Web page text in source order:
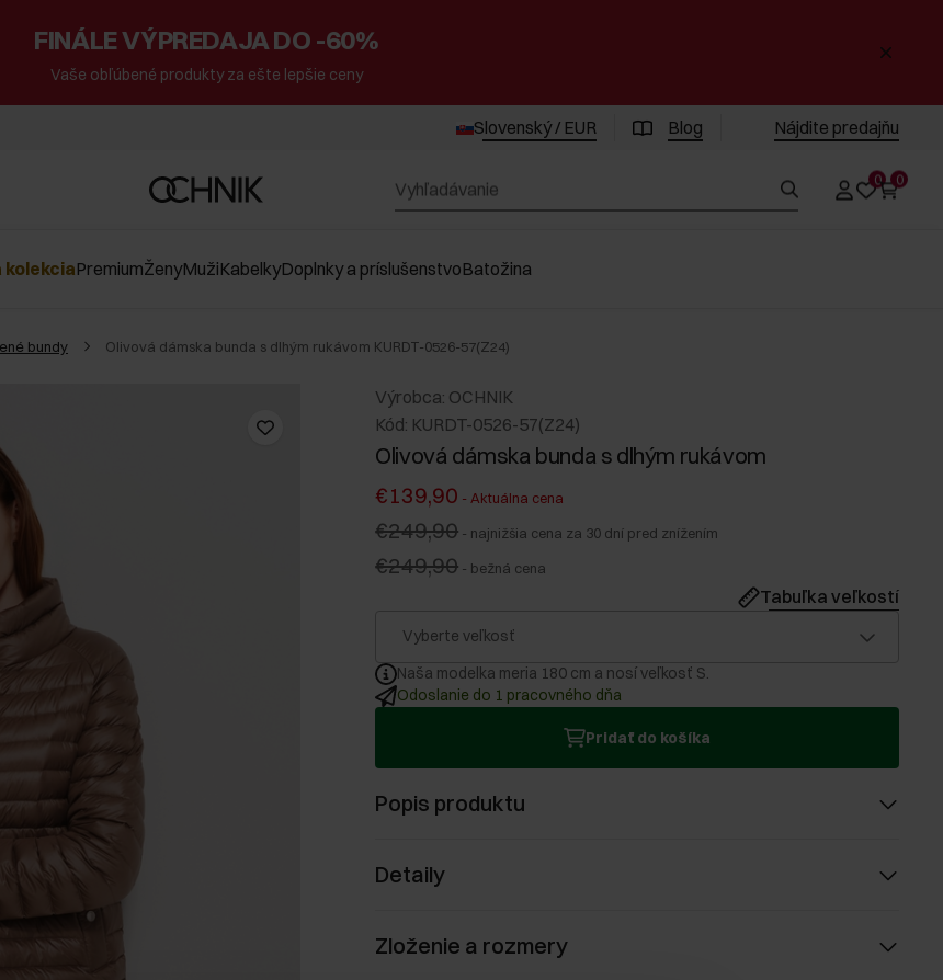
FINÁLE VÝPREDAJA DO -60%
Vaše obľúbené produkty za ešte lepšie ceny
Slovenský / EUR Blog Nájdite predajňu
0 0
kolekciaPremiumŽenyMužiKabelkyDoplnky a príslušenstvoBatožina
bundy Olivová dámska bunda s dlhým rukávom KURDT-0526-57(Z24)
Výrobca: OCHNIK
Kód: KURDT-0526-57(Z24)
Olivová dámska bunda s dlhým rukávom
€139,90 - Aktuálna cena
€249,90 - najnižšia cena za 30 dní pred znížením
€249,90 - bežná cena
Tabuľka veľkostí
Vyberte veľkosť
Naša modelka meria 180 cm a nosí veľkosť S.
Odoslanie do 1 pracovného dňa
Pridať do košíka
Popis produktu
Detaily
Zloženie a rozmery